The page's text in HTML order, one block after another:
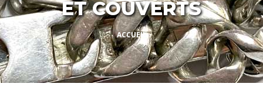
ET COUVERTS
ACCUEIL